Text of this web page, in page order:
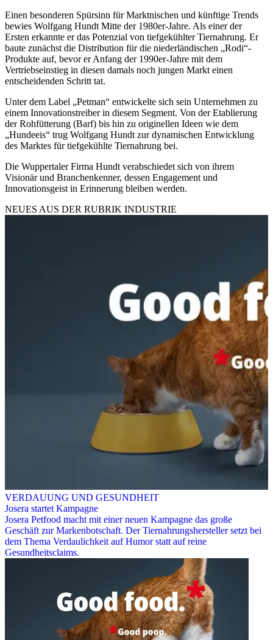
Einen besonderen Spürsinn für Marktnischen und künftige Trends
bewies Wolfgang Hundt Mitte der 1980er-Jahre. Als einer der
Ersten erkannte er das Potenzial von tiefgekühlter Tiernahrung. Er
baute zunächst die Distribution für die niederländischen „Rodi“-
Produkte auf, bevor er Anfang der 1990er-Jahre mit dem
Vertriebseinstieg in diesen damals noch jungen Markt einen
entscheidenden Schritt tat.
Unter dem Label „Petman“ entwickelte sich sein Unternehmen zu
einem Innovationstreiber in diesem Segment. Von der Etablierung
der Rohfütterung (Barf) bis hin zu originellen Ideen wie dem
„Hundeeis“ trug Wolfgang Hundt zur dynamischen Entwicklung
des Marktes für tiefgekühlte Tiernahrung bei.
Die Wuppertaler Firma Hundt verabschiedet sich von ihrem
Visionär und Branchenkenner, dessen Engagement und
Innovationsgeist in Erinnerung bleiben werden.
NEUES AUS DER RUBRIK INDUSTRIE
VERDAUUNG UND GESUNDHEIT
Josera startet Kampagne
Josera Petfood macht mit einer neuen Kampagne das große
Geschäft zur Markenbotschaft. Der Tiernahrungshersteller setzt bei
dem Thema Verdaulichkeit auf Humor statt auf reine
Gesundheitsclaims.